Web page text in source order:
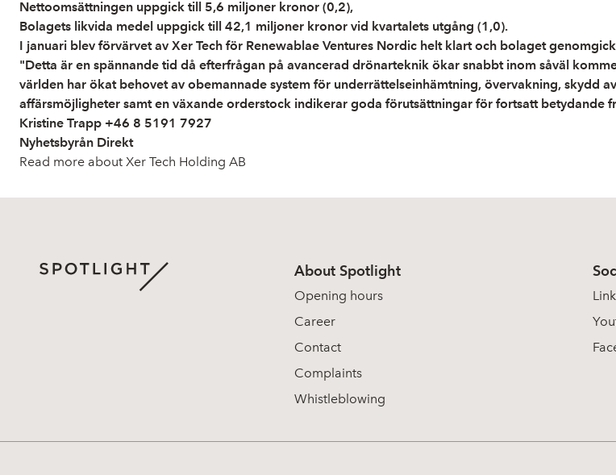
Nettoomsättningen uppgick till 5,6 miljoner kronor (0,2),
Bolagets likvida medel uppgick till 42,1 miljoner kronor vid kvartalets utgång (1,0).
I januari blev förvärvet av Xer Tech för Renewablae Ventures Nordic helt klart och bolaget
"Detta är en spännande tid då efterfrågan på avancerad drönarteknik ökar snabbt inom såväl
världen har ökat behovet av obemannade system för underrättelseinhämtning, övervakning, skydd
affärsmöjligheter samt en växande orderstock indikerar goda förutsättningar för fortsatt betydande
Kristine Trapp +46 8 5191 7927
Nyhetsbyrån Direkt
Read more about Xer Tech Holding AB
About Spotlight
Opening hours
Career
Contact
Complaints
Whistleblowing